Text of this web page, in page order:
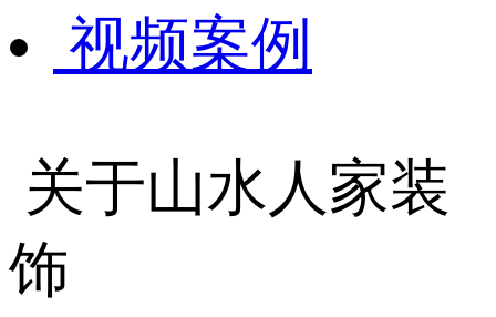
视频案例
关于山水人家装
饰